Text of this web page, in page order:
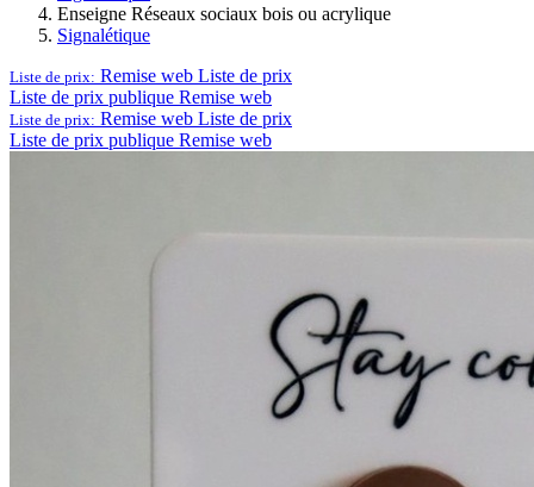
Enseigne Réseaux sociaux bois ou acrylique
Signalétique
Liste de prix: Remise web Liste de prix
Liste de prix publique Remise web
Liste de prix: Remise web Liste de prix
Liste de prix publique Remise web